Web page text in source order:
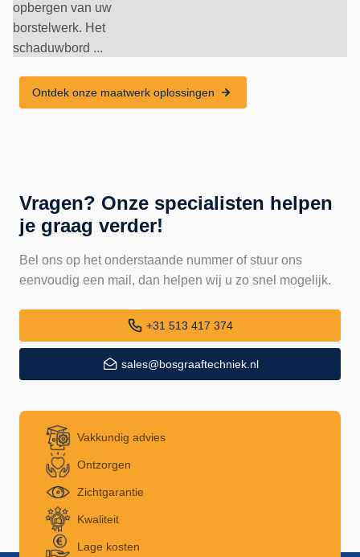
opbergen van uw
borstelwerk. Het
schaduwbord ...
Ontdek onze maatwerk oplossingen
Vragen? Onze specialisten helpen
je graag verder!
Bel ons op het onderstaande nummer of stuur ons
eenvoudig een mail, dan helpen wij u zo snel mogelijk.
+31 513 417 374
sales@bosgraaftechniek.nl
Vakkundig advies
Ontzorgen
Zichtgarantie
Kwaliteit
Lage kosten